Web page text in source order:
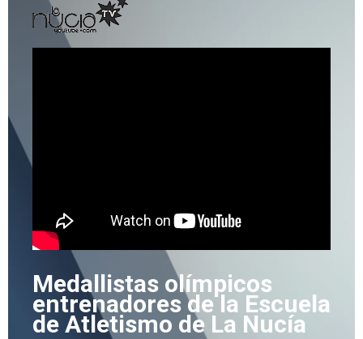
Medallistas olímpicos
entrenadores de la Escuela
de Atletismo de La Nucía